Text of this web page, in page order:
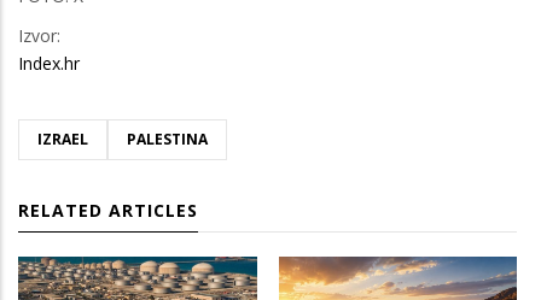
Izvor:
Index.hr
IZRAEL PALESTINA
RELATED ARTICLES